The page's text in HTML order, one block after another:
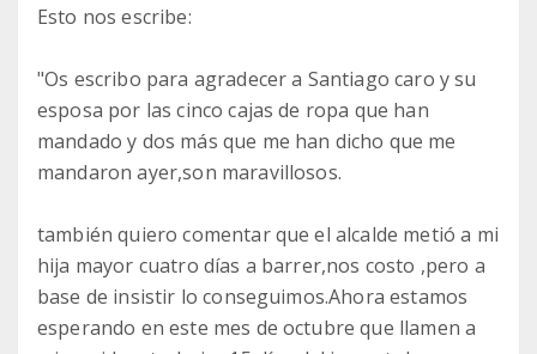
Esto nos escribe:
"Os escribo para agradecer a Santiago caro y su
esposa por las cinco cajas de ropa que han
mandado y dos más que me han dicho que me
mandaron ayer,son maravillosos.
también quiero comentar que el alcalde metió a mi
hija mayor cuatro días a barrer,nos costo ,pero a
base de insistir lo conseguimos.Ahora estamos
esperando en este mes de octubre que llamen a